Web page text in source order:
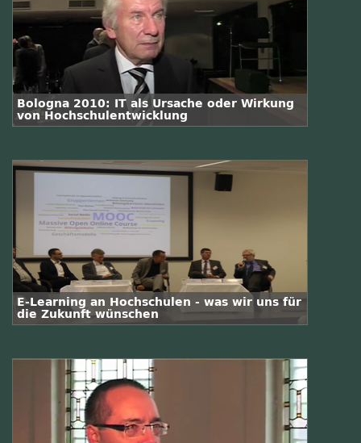
Bologna 2010: IT als Ursache oder Wirkung
von Hochschulentwicklung
E-Learning an Hochschulen - was wir uns für
die Zukunft wünschen